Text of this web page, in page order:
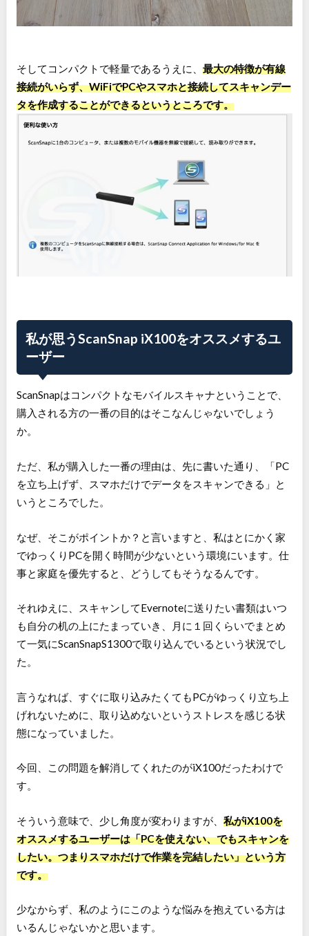
そしてコンパクトで軽量であるうえに、 最大の特徴が有線
接続がいらず、WiFiでPCやスマホと接続してスキャンデー
タを作成することができるというところです。
私が思うScanSnap iX100をオススメするユ
ーザー
ScanSnapはコンパクトなモバイルスキャナということで、
購入される方の一番の目的はそこなんじゃないでしょう
か。
ただ、私が購入した一番の理由は、先に書いた通り、「PC
を立ち上げず、スマホだけでデータをスキャンできる」と
いうところでした。
なぜ、そこがポイントか？と言いますと、私はとにかく家
でゆっくりPCを開く時間が少ないという環境にいます。仕
事と家庭を優先すると、どうしてもそうなるんです。
それゆえに、スキャンしてEvernoteに送りたい書類はいつ
も自分の机の上にたまっていき、月に１回くらいでまとめ
て一気にScanSnapS1300で取り込んでいるという状況でし
た。
言うなれば、すぐに取り込みたくてもPCがゆっくり立ち上
げれないために、取り込めないというストレスを感じる状
態になっていました。
今回、この問題を解消してくれたのがiX100だったわけで
す。
そういう意味で、少し角度が変わりますが、 私がiX100を
オススメするユーザーは「PCを使えない、でもスキャンを
したい。つまりスマホだけで作業を完結したい」という方
です。
少なからず、私のようにこのような悩みを抱えている方は
いるんじゃないかと思います。